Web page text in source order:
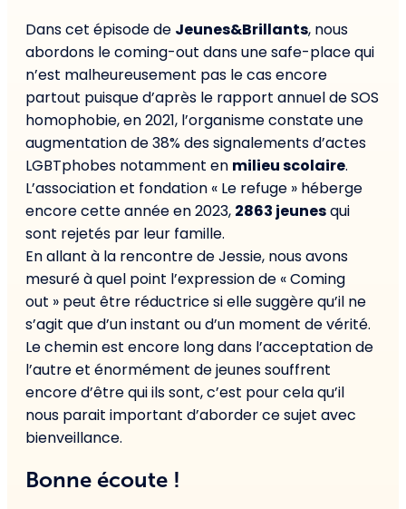
Dans cet épisode de Jeunes&Brillants, nous
abordons le coming-out dans une safe-place qui
n’est malheureusement pas le cas encore
partout puisque d’après le rapport annuel de SOS
homophobie, en 2021, l’organisme constate une
augmentation de 38% des signalements d’actes
LGBTphobes notamment en milieu scolaire.
L’association et fondation « Le refuge » héberge
encore cette année en 2023, 2863 jeunesqui
sont rejetés par leur famille.
En allant à la rencontre de Jessie, nous avons
mesuré à quel point l’expression de « Coming
out » peut être réductrice si elle suggère qu’il ne
s’agit que d’un instant ou d’un moment de vérité.
Le chemin est encore long dans l’acceptation de
l’autre et énormément de jeunes souffrent
encore d’être qui ils sont, c’est pour cela qu’il
nous parait important d’aborder ce sujet avec
bienveillance.
Bonne écoute !